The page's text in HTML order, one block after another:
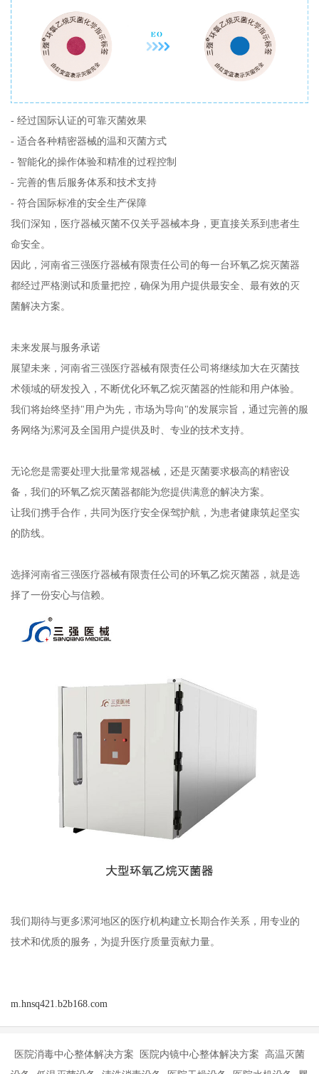
- 经过国际认证的可靠灭菌效果
- 适合各种精密器械的温和灭菌方式
- 智能化的操作体验和精准的过程控制
- 完善的售后服务体系和技术支持
- 符合国际标准的安全生产保障
我们深知，医疗器械灭菌不仅关乎器械本身，更直接关系到患者生
命安全。
因此，河南省三强医疗器械有限责任公司的每一台环氧乙烷灭菌器
都经过严格测试和质量把控，确保为用户提供最安全、最有效的灭
菌解决方案。
未来发展与服务承诺
展望未来，河南省三强医疗器械有限责任公司将继续加大在灭菌技
术领域的研发投入，不断优化环氧乙烷灭菌器的性能和用户体验。
我们将始终坚持"用户为先，市场为导向"的发展宗旨，通过完善的服
务网络为漯河及全国用户提供及时、专业的技术支持。
无论您是需要处理大批量常规器械，还是灭菌要求极高的精密设
备，我们的环氧乙烷灭菌器都能为您提供满意的解决方案。
让我们携手合作，共同为医疗安全保驾护航，为患者健康筑起坚实
的防线。
选择河南省三强医疗器械有限责任公司的环氧乙烷灭菌器，就是选
择了一份安心与信赖。
我们期待与更多漯河地区的医疗机构建立长期合作关系，用专业的
技术和优质的服务，为提升医疗质量贡献力量。
m.hnsq421.b2b168.com
医院消毒中心整体解决方案 医院内镜中心整体解决方案 高温灭菌